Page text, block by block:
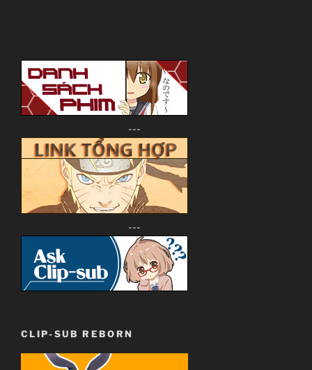
---
---
CLIP-SUB REBORN